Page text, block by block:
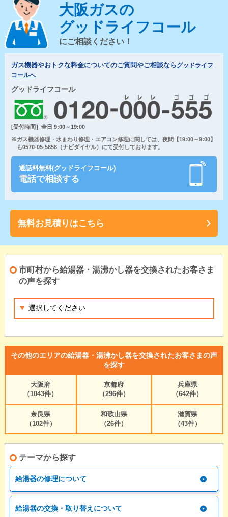
大阪ガスの
グッドライフコール
にご相談ください！
ガス機器やおトクな料金についてのご質問やご相談ならグッドライフ
コールへ
グッドライフコール
[受付時間］全日 9:00～19:00
※ガス機器修理・水まわり修理・エアコン修理に関しては、夜間【19:00～9:00】
も0570-05-5858（ナビダイヤル）にて受付しております。
通話料無料(グッドライフコール)
電話で相談する
無料お見積りはこちら
市町村から給湯器・湯沸かし器を交換されたお客さま
の声を探す
その他のエリアの給湯器・湯沸かし器を交換されたお客さまの声
を探す
大阪府
（1043件）
京都府
（296件）
兵庫県
（642件）
奈良県
（102件）
和歌山県
（26件）
滋賀県
（43件）
テーマから探す
給湯器の修理について
給湯器の交換・取り替えについて